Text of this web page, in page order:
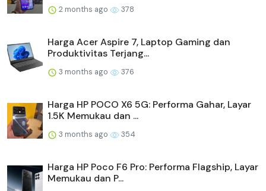
2 months ago 378
Harga Acer Aspire 7, Laptop Gaming dan
Produktivitas Terjang...
3 months ago 376
Harga HP POCO X6 5G: Performa Gahar, Layar
1.5K Memukau dan ...
3 months ago 354
Harga HP Poco F6 Pro: Performa Flagship, Layar
Memukau dan P...